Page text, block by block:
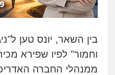
בין השאר, יונס טען
וחמור" לפיו שפירא
ממנהלי החברה